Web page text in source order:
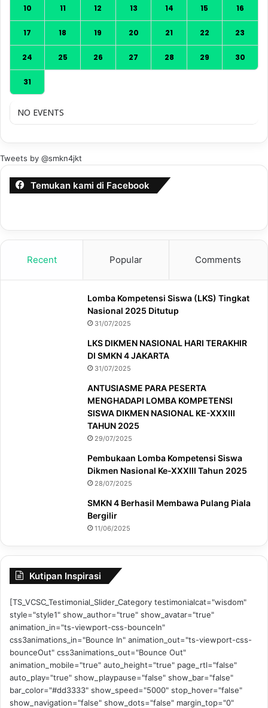
10 11 12 13 14 15 16
17 18 19 20 21 22 23
24 25 26 27 28 29 30
31
NO EVENTS
Tweets by @smkn4jkt
Temukan kami di Facebook
Recent Popular Comments
Lomba Kompetensi Siswa (LKS) Tingkat
Nasional 2025 Ditutup
31/07/2025
LKS DIKMEN NASIONAL HARI TERAKHIR
DI SMKN 4 JAKARTA
31/07/2025
ANTUSIASME PARA PESERTA
MENGHADAPI LOMBA KOMPETENSI
SISWA DIKMEN NASIONAL KE-XXXIII
TAHUN 2025
29/07/2025
Pembukaan Lomba Kompetensi Siswa
Dikmen Nasional Ke-XXXIII Tahun 2025
28/07/2025
SMKN 4 Berhasil Membawa Pulang Piala
Bergilir
11/06/2025
Kutipan Inspirasi
[TS_VCSC_Testimonial_Slider_Category testimonialcat="wisdom"
style="style1" show_author="true" show_avatar="true"
animation_in="ts-viewport-css-bounceIn"
css3animations_in="Bounce In" animation_out="ts-viewport-css-
bounceOut" css3animations_out="Bounce Out"
animation_mobile="true" auto_height="true" page_rtl="false"
auto_play="true" show_playpause="false" show_bar="false"
bar_color="#dd3333" show_speed="5000" stop_hover="false"
show_navigation="false" show_dots="false" margin_top="0"